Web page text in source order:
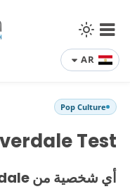
AR
Pop Culture
Test
أي شخصية من Riverdale أنت؟